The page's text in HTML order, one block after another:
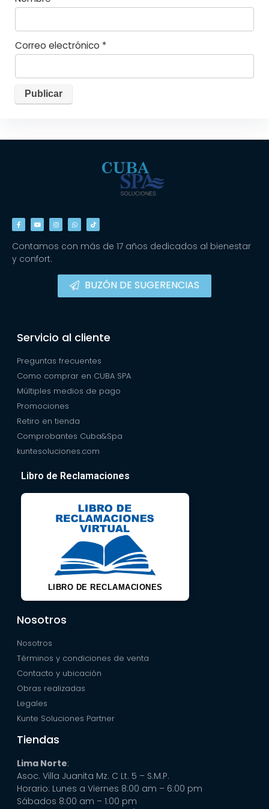
Correo electrónico *
Contamos con más de 17 años dedicados al bienestar
y confort.
BUZÓN DE SUGERENCIAS
Servicio al cliente
Preguntas frecuentes
Como comprar en CUBA SPA
Múltiples medios de pago
Promociones
Retiro en tienda
Comprobantes Cuba&Spa
kuntesoluciones.com
Libro de Reclamaciones
LIBRO DE RECLAMACIONES
Nosotros
Nosotros
Términos y condiciones de venta
Contacto y ubicación
Obras realizadas
Legales
Kunte Soluciones Partner
Tiendas
Lima Norte:
Asoc. Villa Juanita Mz. C Lt. 5 – S.M.P.
Horario: Lunes a Viernes 8:00 am – 6:00 pm
Sábados 8:00 am – 1:00 pm